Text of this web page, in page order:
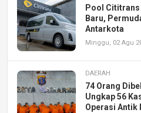
Pool
Baru,
Antarkota
Minggu, 02 Agu
DAERAH
74 Orang
Ungkap 56
Operasi Antik